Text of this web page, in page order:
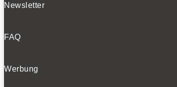
Newsletter
FAQ
Werbung